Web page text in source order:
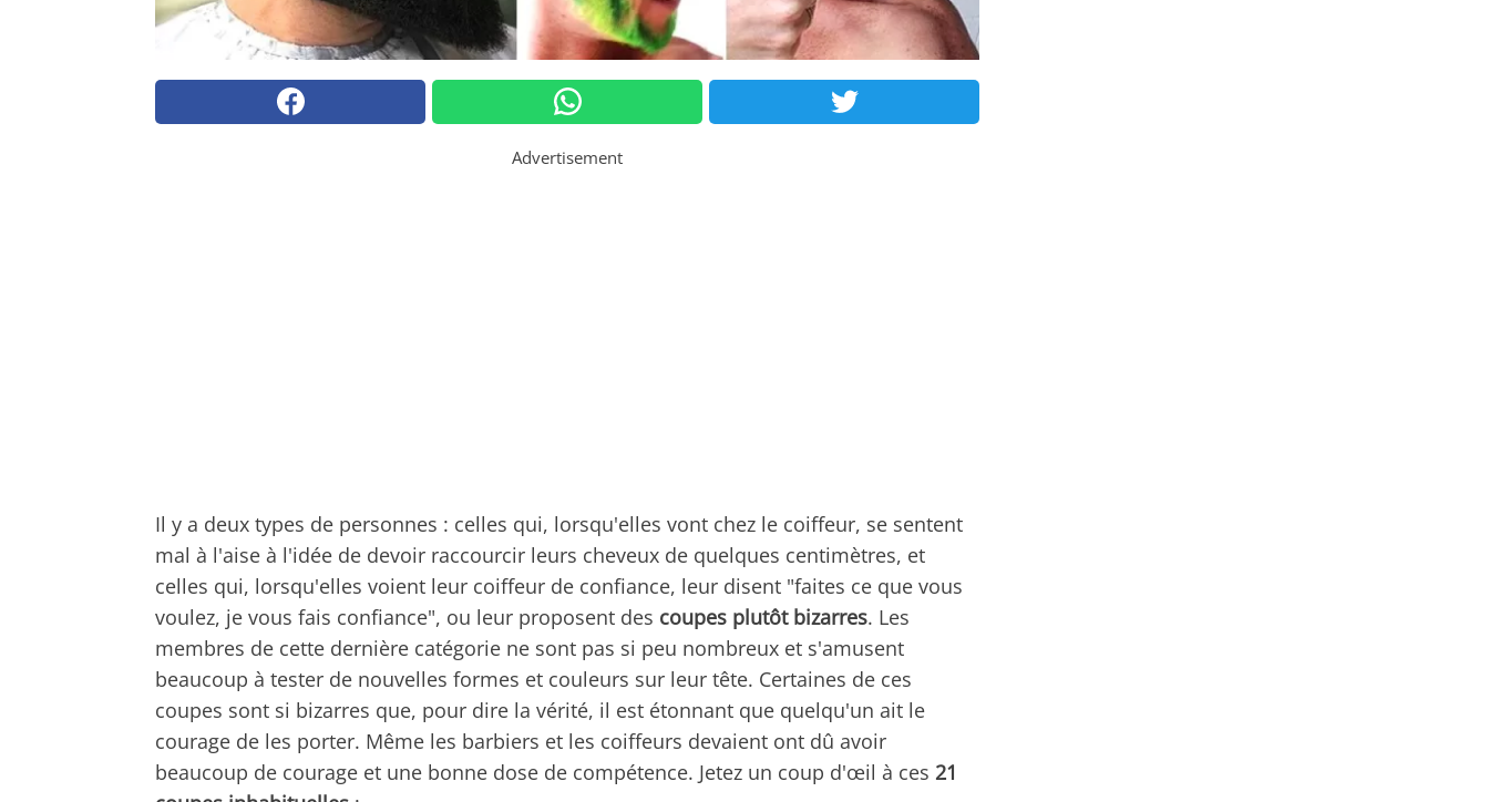
Advertisement
Il y a deux types de personnes : celles qui, lorsqu'elles vont chez le coiffeur, se sentent
mal à l'aise à l'idée de devoir raccourcir leurs cheveux de quelques centimètres, et
celles qui, lorsqu'elles voient leur coiffeur de confiance, leur disent "faites ce que vous
voulez, je vous fais confiance", ou leur proposent des coupes plutôt bizarres. Les
membres de cette dernière catégorie ne sont pas si peu nombreux et s'amusent
beaucoup à tester de nouvelles formes et couleurs sur leur tête. Certaines de ces
coupes sont si bizarres que, pour dire la vérité, il est étonnant que quelqu'un ait le
courage de les porter. Même les barbiers et les coiffeurs devaient ont dû avoir
beaucoup de courage et une bonne dose de compétence. Jetez un coup d'œil à ces 21